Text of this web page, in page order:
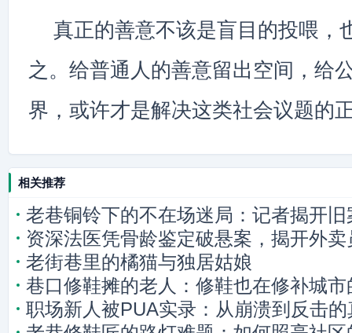
真正的善意不该是盲目的投喂，
之。给普通人的善意留出空间，给
界，或许才是解决这类社会议题的
相关推荐
老巷铜铃下的不在场迷局：记者揭开旧
资深法医凭骨龄鉴定破悬案，揭开外
老街巷里的橘猫与独居姑娘
巷口修鞋摊的老人：修鞋也在修补城市
职场新人被PUA实录：从崩溃到反击